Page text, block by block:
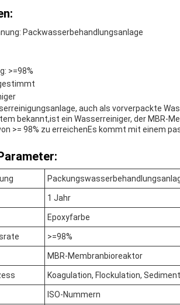
Packwasserbehandlungsanlage
>=98%
auch als vorverpackte
bekannt,ist ein Wasserreiniger, der MBR-
>= 98% zu erreichenEs kommt mit einem
1 Jahr
Epoxyfarbe
>=98%
MBR-Membranbioreaktor
Koagulation, Flockulation,
ISO-Nummern